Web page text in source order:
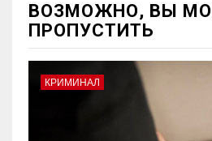
ВОЗМОЖНО, ВЫ
ПРОПУСТИТЬ
КРИМИНАЛ